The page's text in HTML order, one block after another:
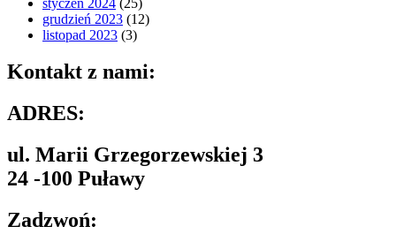
grudzień 2023 (12)
listopad 2023 (3)
Kontakt z nami:
ADRES:
ul. Marii Grzegorzewskiej 3
24 -100 Puławy
Zadzwoń: